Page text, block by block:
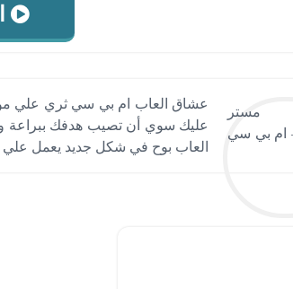
عشاق العاب ام بي سي ثري علي
العاب بوح في شكل جديد يعمل علي